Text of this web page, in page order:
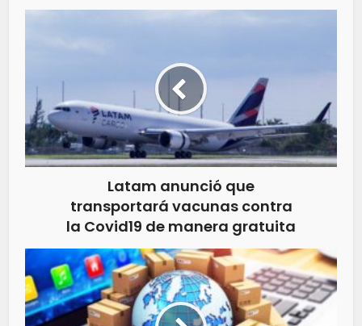
Latam anunció que
transportará vacunas contra
la Covid19 de manera gratuita